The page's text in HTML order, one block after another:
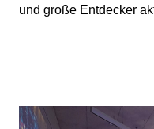
und große Entdecker